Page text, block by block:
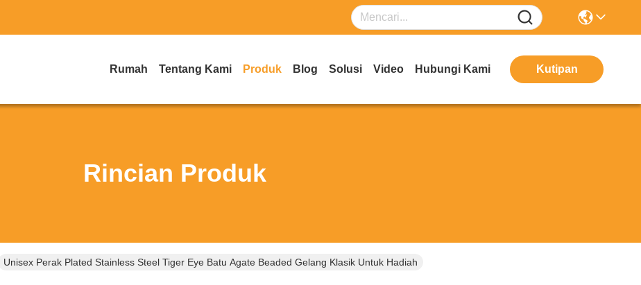
Rumah Tentang Kami Produk Blog Solusi Video Hubungi Kami Kutipan
Rincian Produk
Unisex Perak Plated Stainless Steel Tiger Eye Batu Agate Beaded Gelang Klasik Untuk Hadiah